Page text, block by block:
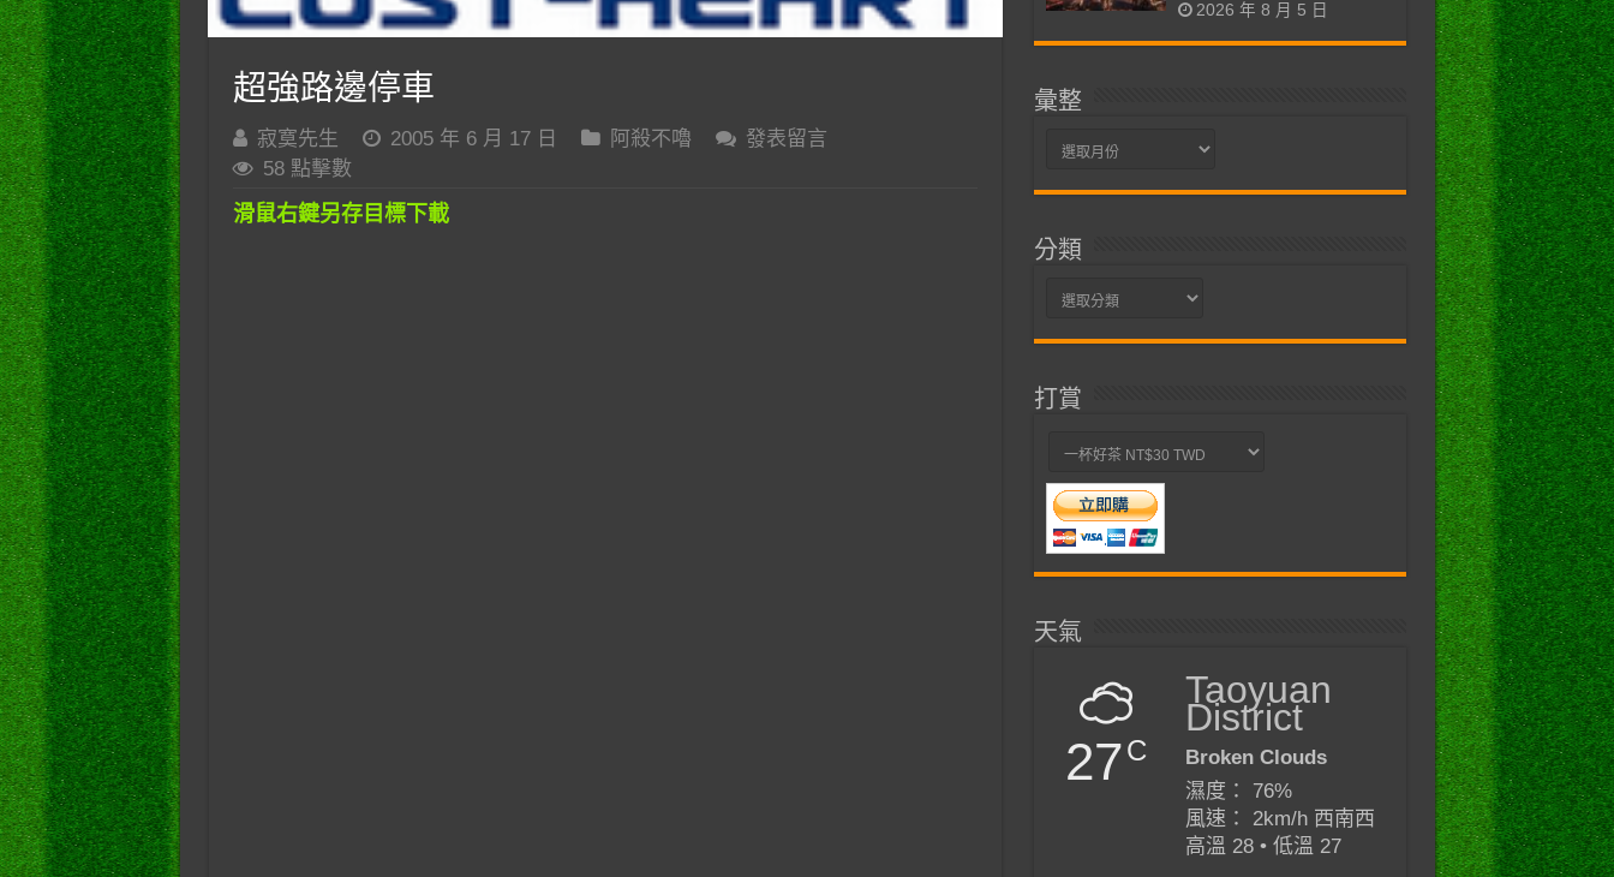
超強路邊停車
寂寞先生 2005 年 6 月 17 日 阿殺不嚕
發表留言
58 點擊數
滑鼠右鍵另存目標下載
2026 年 8 月 5 日
彙整
彙
分類
分
打賞
天氣
27C
Taoyuan
District
Broken Clouds
濕度： 76%
風速： 2km/h 西南西
高溫 28 • 低溫 27